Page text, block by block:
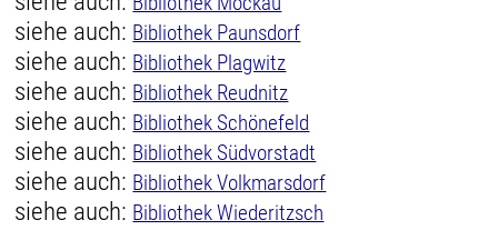
siehe auch: Bibliothek Paunsdorf
siehe auch: Bibliothek Plagwitz
siehe auch: Bibliothek Reudnitz
siehe auch: Bibliothek Schönefeld
siehe auch: Bibliothek Südvorstadt
siehe auch: Bibliothek Volkmarsdorf
siehe auch: Bibliothek Wiederitzsch